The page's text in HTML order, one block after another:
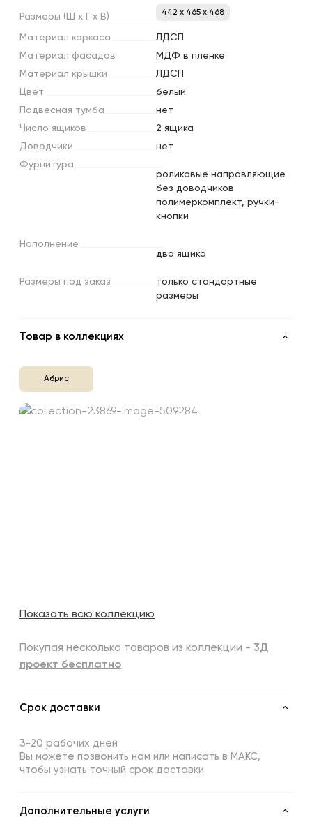
Размеры (Ш х х В) 442 x 465 x 468
Материал каркаса
ЛДСП
Материал фасадов
МДФ в пленке
Материал крышки
ЛДСП
Цвет
белый
Подвесная тумба
нет
Число ящиков
2 ящика
Доводчики
нет
Фурнитура
роликовые направляющие
без доводчиков
полимеркомплект, ручки-
кнопки
Наполнение
два ящика
Размеры под заказ
только стандартные
размеры
Товар в коллекциях
Абрис
Показать всю коллекцию
Покупая несколько товаров из коллекции - 3Д
проект бесплатно
Срок доставки
3-20 рабочих дней
Вы можете позвонить нам или написать в МАКС,
чтобы узнать точный срок доставки
Дополнительные услуги